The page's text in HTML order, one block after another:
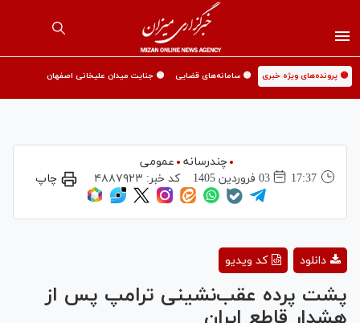
🟡 پرونده‌های ویژه خبری 🟡 سامانه‌های قضایی 🟡 جنایت میدان علیخانی اصفهان
چندرسانه
عمومی
17:37
03 فروردين 1405 کد خبر: ۴۸۸۷۹۲۳ چاپ
Video
کد ویدیو دانلود
پشت پرده عقب‌نشینی ترامپ پس از